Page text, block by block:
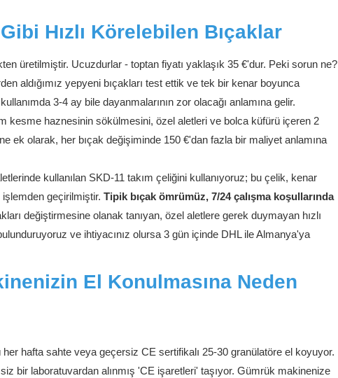
Hızlı Körelebilen Bıçaklar
üretilmiştir. Ucuzdurlar - toptan fiyatı yaklaşık 35 €'dur. Peki sorun ne?
aldığımız yepyeni bıçakları test ettik ve tek bir kenar boyunca
3-4 ay bile dayanmalarının zor olacağı anlamına gelir.
kesme haznesinin sökülmesini, özel aletleri ve bolca küfürü içeren 2
ek olarak, her bıçak değişiminde 150 €'dan fazla bir maliyet anlamına
kullanılan SKD-11 takım çeliğini kullanıyoruz; bu çelik, kenar
işlemden geçirilmiştir. Tipik bıçak ömrümüz, 7/24 çalışma koşullarında
değiştirmesine olanak tanıyan, özel aletlere gerek duymayan hızlı
ve ihtiyacınız olursa 3 gün içinde DHL ile Almanya'ya
El Konulmasına Neden
hafta sahte veya geçersiz CE sertifikalı 25-30 granülatöre el koyuyor.
bir laboratuvardan alınmış 'CE işaretleri' taşıyor. Gümrük makinenize